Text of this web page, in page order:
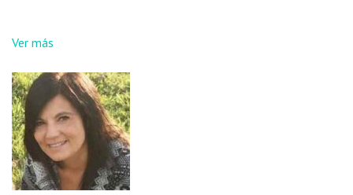
Ver más